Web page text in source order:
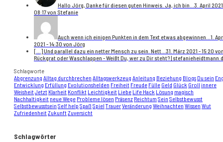
Hallo Jörg, Danke für diesen guten Hinweis. Ja, ich bin... 3. April
08:17 von Stefanie
Auch wenn ich einigen Punkten in dem Text etwas abgewinnen... 1.
2021 - 14:30 von Jörg
[…] Und parallel dazu ein netter Mensch zu sein. Nett... 31. März 2021 - 15:20
Rückgrat oder Waschlappen - Weißt Du, wer zu Dir steht? |
Schlagworte
Abgrenzung Alltag durchbrechen Alltagswerkzeug Anleitung Beziehung Blogs Du sein
Entwicklung Erfüllung Evolutionshelden Freiheit Freude Fülle Geld Glück Groll innere
WeisheitJetzt Klarheit Konflikt Leichtigkeit Liebe Life Hack Lösung magisch
Nachhaltigkeit neue Wege Probleme lösen Präsenz Reichtum Sein Selbstbewusst
Selbstbewusstsein Self help Spaß Spiel TrauerVeränderung Weihnachten Wissen Wut
ZufriedenheitZukunftZuversicht
Schlagwörter